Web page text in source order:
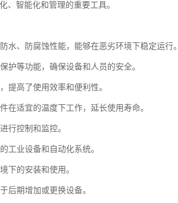
、智能化和管理的重要工具。
水、防腐蚀性能，能够在恶劣环境下稳定运行。
护等功能，确保设备和人员的安全。
提高了使用效率和便利性。
在适宜的温度下工作，延长使用寿命。
行控制和监控。
工业设备和自动化系统。
下的安装和使用。
后期增加或更换设备。